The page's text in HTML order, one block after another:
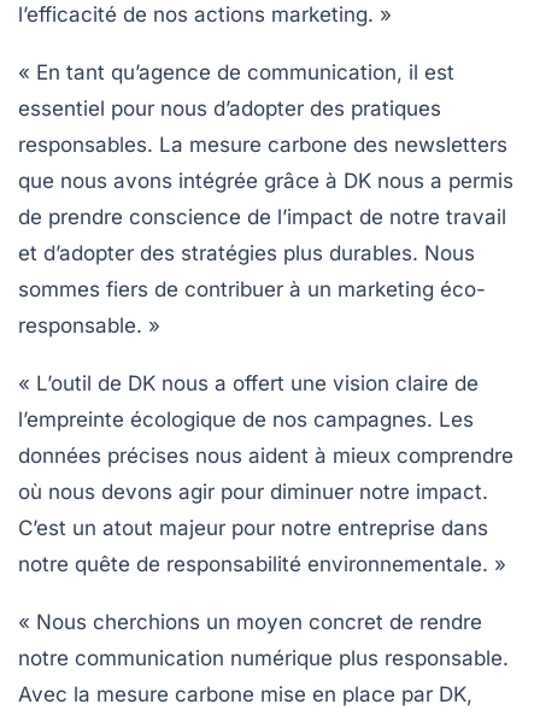
l’efficacité de nos actions marketing. »
« En tant qu’agence de communication, il est
essentiel pour nous d’adopter des pratiques
responsables. La mesure carbone des newsletters
que nous avons intégrée grâce à DK nous a permis
de prendre conscience de l’impact de notre travail
et d’adopter des stratégies plus durables. Nous
sommes fiers de contribuer à un marketing éco-
responsable. »
« L’outil de DK nous a offert une vision claire de
l’empreinte écologique de nos campagnes. Les
données précises nous aident à mieux comprendre
où nous devons agir pour diminuer notre impact.
C’est un atout majeur pour notre entreprise dans
notre quête de responsabilité environnementale. »
« Nous cherchions un moyen concret de rendre
notre communication numérique plus responsable.
Avec la mesure carbone mise en place par DK,